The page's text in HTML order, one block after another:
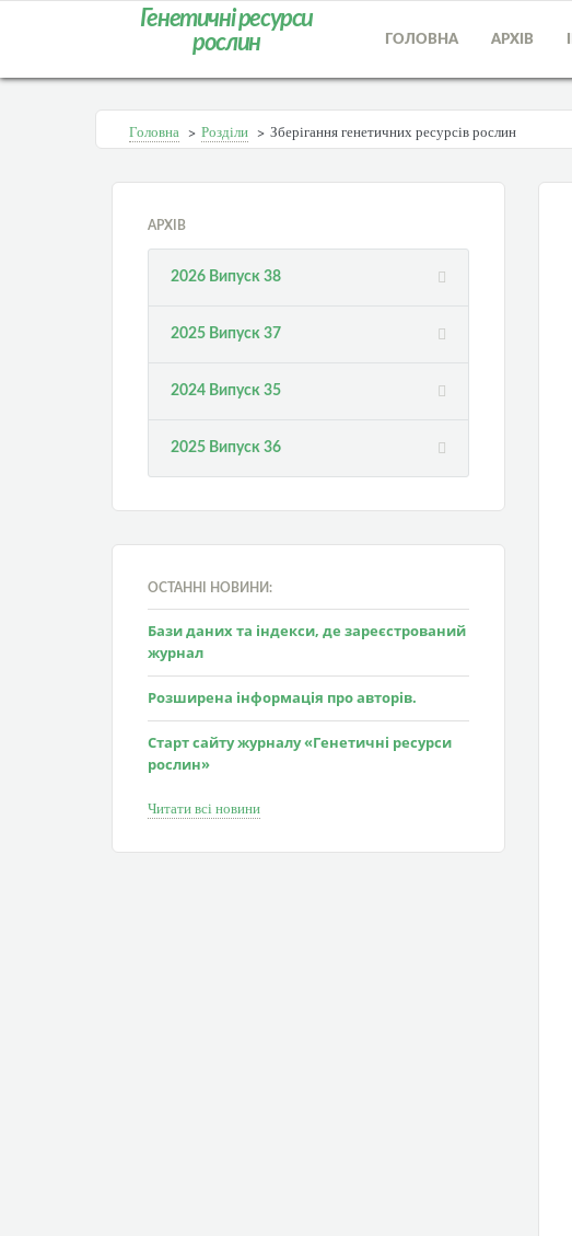
Генетичні ресурси
рослин
ГОЛОВНА АРХІВ
Головна > Розділи > Зберігання генетичних ресурсів рослин
АРХІВ
2026 Випуск 38
2025 Випуск 37
2024 Випуск 35
2025 Випуск 36
ОСТАННІ НОВИНИ:
Бази даних та індекси, де зареєстрований
журнал
Розширена інформація про авторів.
Старт сайту журналу «Генетичні ресурси
рослин»
Читати всі новини